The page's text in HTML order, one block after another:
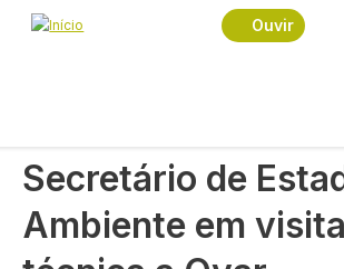
Passar para o conteúdo principal
Ouvir
Navegação estrutural
Início
Política
Secretário de Estado do Ambiente
Secretário de
Ambiente em visita